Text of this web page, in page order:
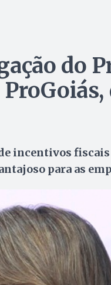
do
incentivos
para as